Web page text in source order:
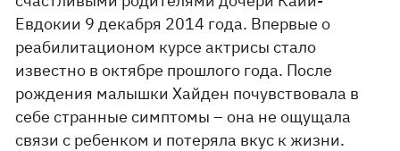
Евдокии 9 декабря 2014 года. Впервые о
реабилитационом курсе актрисы стало
известно в октябре прошлого года. После
рождения малышки Хайден почувствовала в
себе странные симптомы – она не ощущала
связи с ребенком и потеряла вкус к жизни.